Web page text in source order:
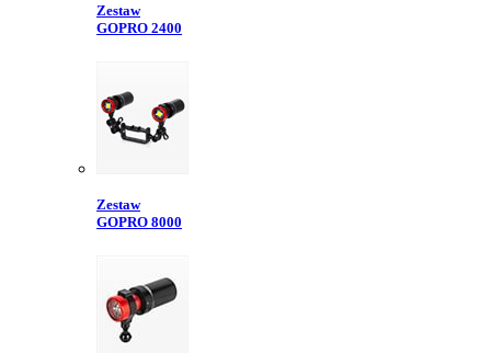
Zestaw
GOPRO 2400
Zestaw
GOPRO 8000